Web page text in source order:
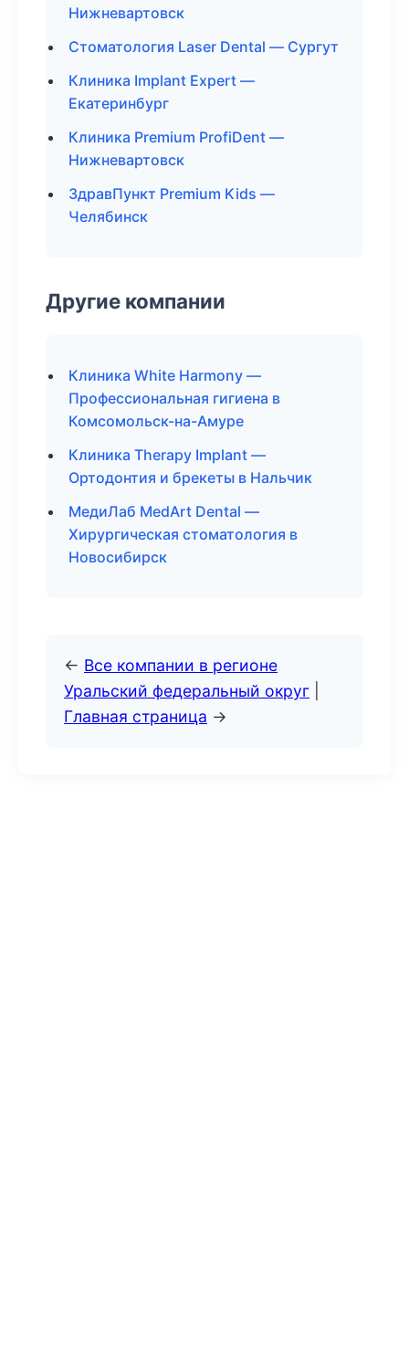
Нижневартовск
Стоматология Laser Dental — Сургут
Клиника Implant Expert —
Екатеринбург
Клиника Premium ProfiDent —
Нижневартовск
ЗдравПункт Premium Kids —
Челябинск
Другие компании
Клиника White Harmony —
Профессиональная гигиена в
Комсомольск-на-Амуре
Клиника Therapy Implant —
Ортодонтия и брекеты в Нальчик
МедиЛаб MedArt Dental —
Хирургическая стоматология в
Новосибирск
← Все компании в регионе
Уральский федеральный округ
Главная страница →